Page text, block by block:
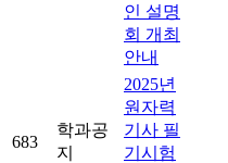
인 설명
회 개최
안내
683
학과공
지
2025년
원자력
기사 필
기시험